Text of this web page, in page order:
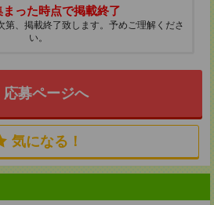
まった時点で掲載終了
第、掲載終了致します。予めご理解くださ
い。
応募ページへ
気になる！